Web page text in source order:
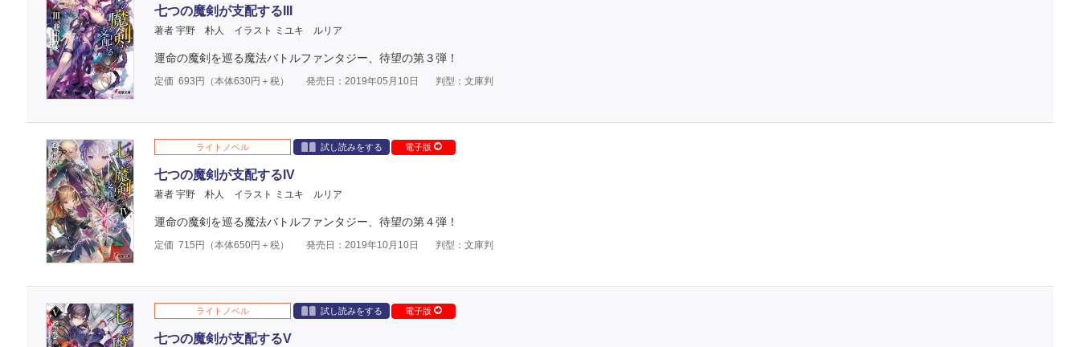
七つの魔剣が支配するIII
著者 宇野 朴人 イラスト ミユキ ルリア
運命の魔剣を巡る魔法バトルファンタジー、待望の第３弾！
定価 693 円（本体630円＋税） 発売日：2019年05月10日 判型：文庫判
ライトノベル 試し読みをする 電子版
七つの魔剣が支配するIV
著者 宇野 朴人 イラスト ミユキ ルリア
運命の魔剣を巡る魔法バトルファンタジー、待望の第４弾！
定価 715 円（本体650円＋税） 発売日：2019年10月10日 判型：文庫判
ライトノベル 試し読みをする 電子版
七つの魔剣が支配するV